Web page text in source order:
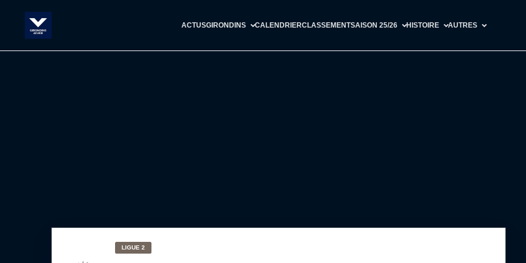
ACTUSGIRONDINS CALENDRIERCLASSEMENTSAISON 25/26 HISTOIRE AUTRES
LIGUE 2